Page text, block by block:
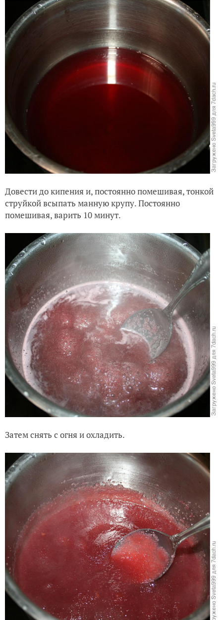
Довести до кипения и, постоянно помешивая, тонкой
струйкой всыпать манную крупу. Постоянно
помешивая, варить 10 минут.
Затем снять с огня и охладить.